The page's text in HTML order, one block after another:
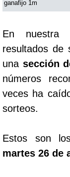
Sinuano
Sinuano
Super
ganafijo 1m
En nuestra
resultados de
una sección
números
veces ha
sorteos.
Estos son
martes 26 de